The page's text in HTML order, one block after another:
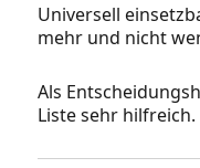
Universell
mehr und nicht
Als
Liste sehr hilfreich.